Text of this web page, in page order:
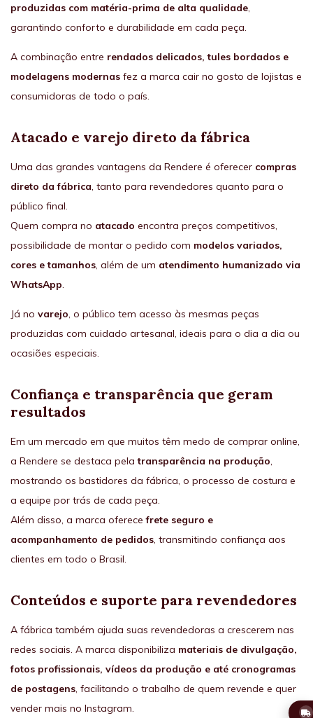
produzidas com matéria-prima de alta qualidade
garantindo conforto e durabilidade em cada peça.
A combinação entre rendados delicados, tules bordados e
modelagens modernas fez a marca cair no gosto de lojistas e
consumidoras de todo o país.
Atacado e varejo direto da fábrica
Uma das grandes vantagens da Rendere é oferecer compras
direto da fábrica , tanto para revendedores quanto para o
público final.
Quem compra no atacado encontra preços competitivos,
possibilidade de montar o pedido com modelos variados,
cores e tamanhos , além de um atendimento humanizado via
WhatsApp
Já no varejo , o público tem acesso às mesmas peças
produzidas com cuidado artesanal, ideais para o dia a dia ou
ocasiões especiais.
Confiança e transparência que geram
resultados
Em um mercado em que muitos têm medo de comprar online,
a Rendere se destaca pelatransparência na produção
mostrando os bastidores da fábrica, o processo de costura e
a equipe por trás de cada peça.
Além disso, a marca oferecefrete seguro e
acompanhamento de pedidos , transmitindo confiança aos
clientes em todo o Brasil.
Conteúdos e suporte para revendedores
A fábrica também ajuda suas revendedoras a crescerem nas
redes sociais. A marca disponibiliza materiais de divulgação,
fotos profissionais, vídeos da produção e até cronogramas
de postagens , facilitando o trabalho de quem revende e quer
vender mais no Instagram.